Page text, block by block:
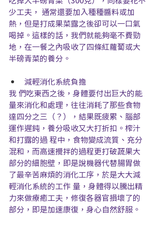
少工夫， 通常還要加入種種醬料或加
熱，但是打成果菜露之後卻可以一口氣
喝掉。這樣的話，我們就能夠毫不費勁
地，在一餐之內吸收了四條紅蘿蔔或大
半磅青菜的養分。
減輕消化系統負擔
我 們吃東西之後，身體要付出巨大的能
量來消化和處理，往往消耗了那些食物
達四分之三（？），結果既疲累、腦部
運作遲鈍，養分吸收又大打折扣。榨汁
和打露的過 程中，食物變成流質、充分
混和，而高速攪拌的過程更打破蔬果大
部分的細胞壁，即是說機器代替腸胃做
了最辛苦麻煩的消化工序，於是大大減
輕消化系統的工作 量，身體得以騰出精
力來做療癒工夫，修復各器官損壞了的
部分，即是加速康復，身心自然舒服。